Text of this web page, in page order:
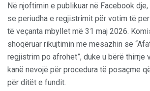
Në njoftimin e publikuar në Facebook
se periudha e regjistrimit për votim të
të veçanta mbyllet më 31 maj 2026.
shoqëruar rikujtimin me mesazhin se
regjistrim po afrohet”, duke u bërë thirrje
kanë nevojë për procedura të posaçme
për ditët e fundit.